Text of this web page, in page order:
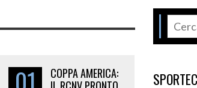
COPPA AMERICA: